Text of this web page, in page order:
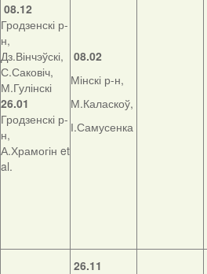
08.12
Гродзенскі р-
н,
Дз.Вінчэўскі,
С.Саковіч,
М.Гулінскі
26.01
Гродзенскі р-
н,
А.Храмогін et
al.
08.02
Мінскі р-н,
М.Каласкоў,
І.Самусенка
26.11